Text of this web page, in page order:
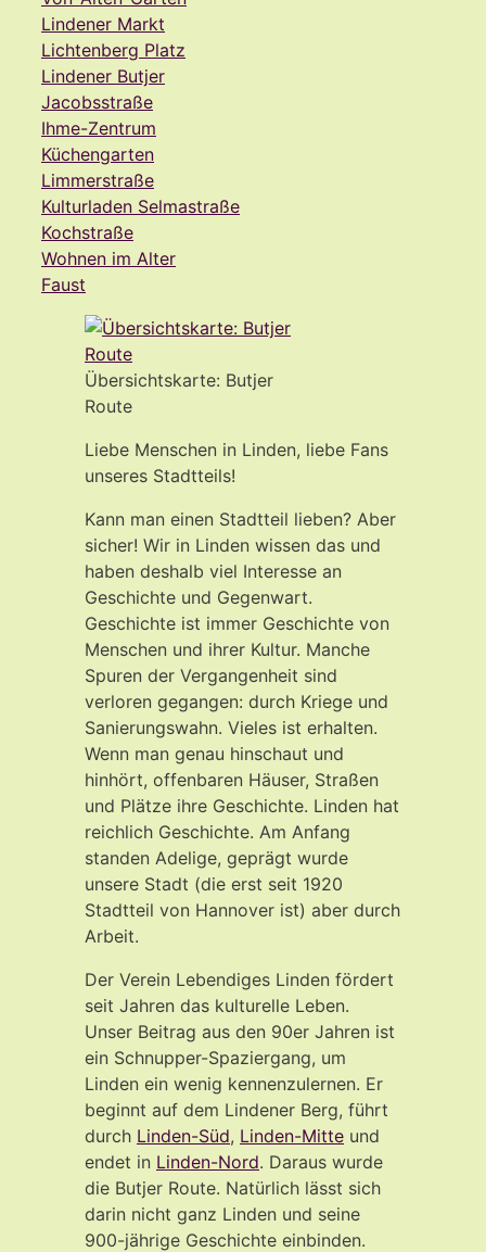
Lindener Markt
Lichtenberg Platz
Lindener Butjer
Jacobsstraße
Ihme-Zentrum
Küchengarten
Limmerstraße
Kulturladen Selmastraße
Kochstraße
Wohnen im Alter
Faust
Übersichtskarte: Butjer
Route
Liebe Menschen in Linden, liebe Fans
unseres Stadtteils!
Kann man einen Stadtteil lieben? Aber
sicher! Wir in Linden wissen das und
haben deshalb viel Interesse an
Geschichte und Gegenwart.
Geschichte ist immer Geschichte von
Menschen und ihrer Kultur. Manche
Spuren der Vergangenheit sind
verloren gegangen: durch Kriege und
Sanierungswahn. Vieles ist erhalten.
Wenn man genau hinschaut und
hinhört, offenbaren Häuser, Straßen
und Plätze ihre Geschichte. Linden hat
reichlich Geschichte. Am Anfang
standen Adelige, geprägt wurde
unsere Stadt (die erst seit 1920
Stadtteil von Hannover ist) aber durch
Arbeit.
Der Verein Lebendiges Linden fördert
seit Jahren das kulturelle Leben.
Unser Beitrag aus den 90er Jahren ist
ein Schnupper-Spaziergang, um
Linden ein wenig kennenzulernen. Er
beginnt auf dem Lindener Berg, führt
durch Linden-Süd, Linden-Mitte und
endet in Linden-Nord. Daraus wurde
die Butjer Route. Natürlich lässt sich
darin nicht ganz Linden und seine
900-jährige Geschichte einbinden.